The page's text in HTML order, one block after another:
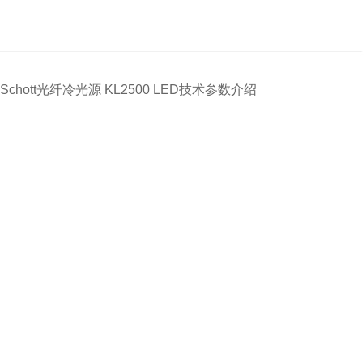
Schott光纤冷光源 KL2500 LED技术参数介绍